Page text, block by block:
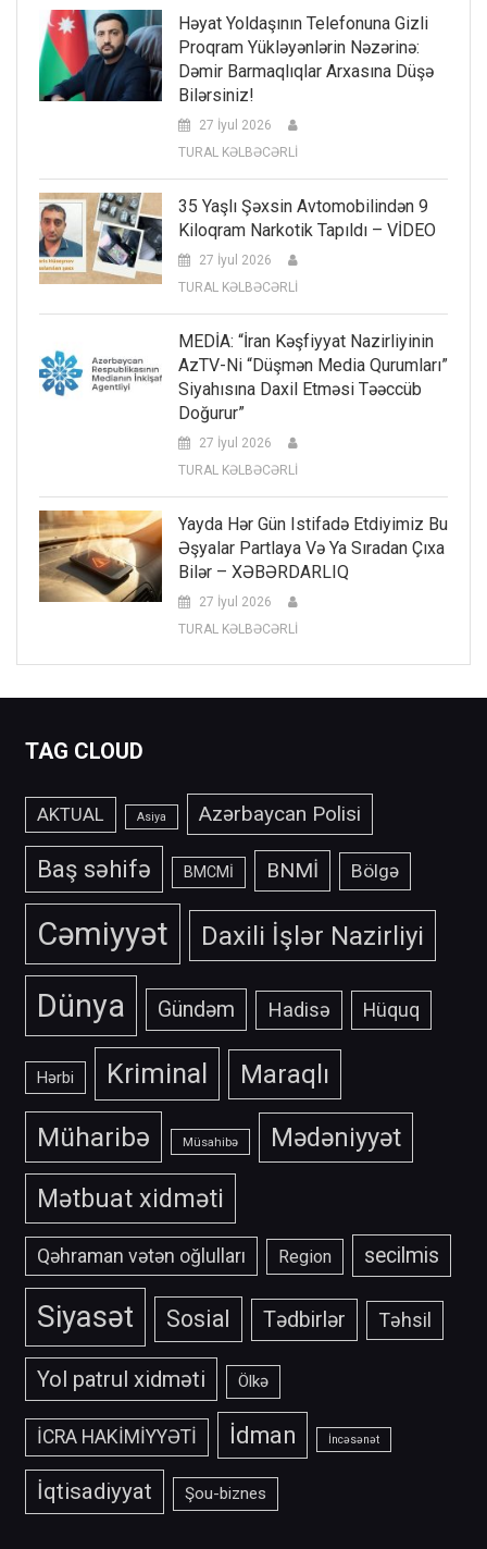
Həyat Yoldaşının Telefonuna Gizli
Proqram Yükləyənlərin Nəzərinə:
Dəmir Barmaqlıqlar Arxasına Düşə
Bilərsiniz!
27 İyul 2026
TURAL KƏLBƏCƏRLİ
35 Yaşlı Şəxsin Avtomobilindən 9
Kiloqram Narkotik Tapıldı – VİDEO
27 İyul 2026
TURAL KƏLBƏCƏRLİ
MEDİA: “İran Kəşfiyyat Nazirliyinin
AzTV-Ni “düşmən Media Qurumları”
Siyahısına Daxil Etməsi Təəccüb
Doğurur”
27 İyul 2026
TURAL KƏLBƏCƏRLİ
Yayda Hər Gün Istifadə Etdiyimiz Bu
Əşyalar Partlaya Və Ya Sıradan Çıxa
Bilər – XƏBƏRDARLIQ
27 İyul 2026
TURAL KƏLBƏCƏRLİ
TAG CLOUD
AKTUAL Asiya Azərbaycan Polisi
Baş səhifə BMCMİ BNMİ Bölgə
Cəmiyyət Daxili İşlər Nazirliyi
Dünya Gündəm Hadisə Hüquq
Hərbi Kriminal Maraqlı
Müharibə Müsahibə
Mədəniyyət
Mətbuat xidməti
Qəhraman vətən oğlulları Region secilmis
Siyasət Sosial Tədbirlər Təhsil
Yol patrul xidməti Ölkə
İCRA HAKİMİYYƏTİ İdman İncəsənət
İqtisadiyyat Şou-biznes